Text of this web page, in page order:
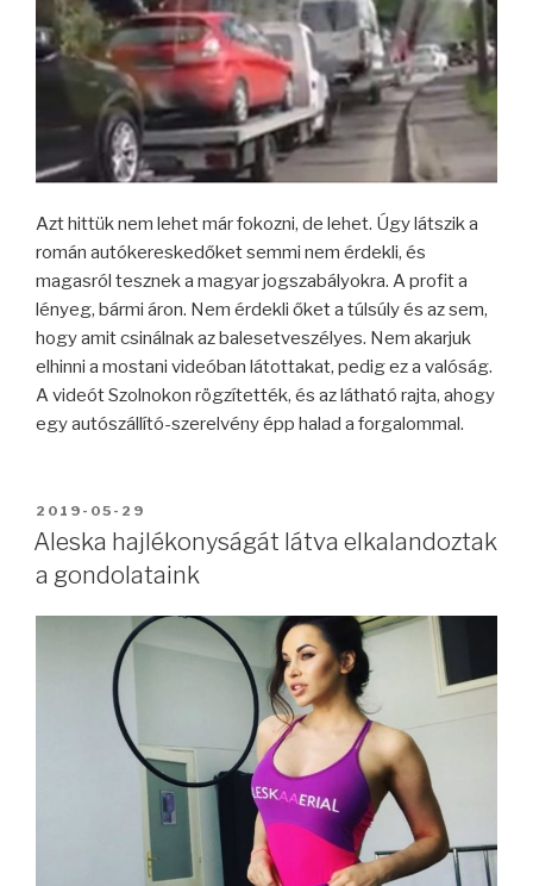
Azt hittük nem lehet már fokozni, de lehet. Úgy látszik a
román autókereskedőket semmi nem érdekli, és
magasról tesznek a magyar jogszabályokra. A profit a
lényeg, bármi áron. Nem érdekli őket a túlsúly és az sem,
hogy amit csinálnak az balesetveszélyes. Nem akarjuk
elhinni a mostani videóban látottakat, pedig ez a valóság.
A videót Szolnokon rögzítették, és az látható rajta, ahogy
egy autószállító-szerelvény épp halad a forgalommal.
BEKÜLDVE:
2019-05-29
Aleska hajlékonyságát látva elkalandoztak
a gondolataink